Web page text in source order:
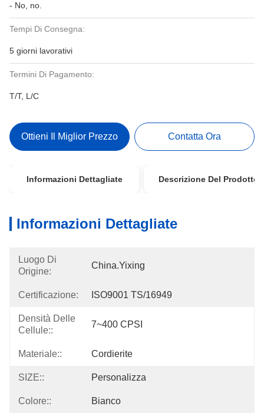
- No, no.
Tempi Di Consegna:
5 giorni lavorativi
Termini Di Pagamento:
T/T, L/C
Ottieni Il Miglior Prezzo Contatta Ora
Informazioni Dettagliate Descrizione Del Prodotto
Informazioni Dettagliate
Luogo Di
Origine:
China.Yixing
Certificazione: ISO9001 TS/16949
Densità Delle
Cellule::
7~400 CPSI
Materiale:: Cordierite
SIZE:: Personalizza
Colore:: Bianco